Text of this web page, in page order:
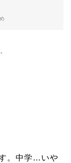
。中学…いや